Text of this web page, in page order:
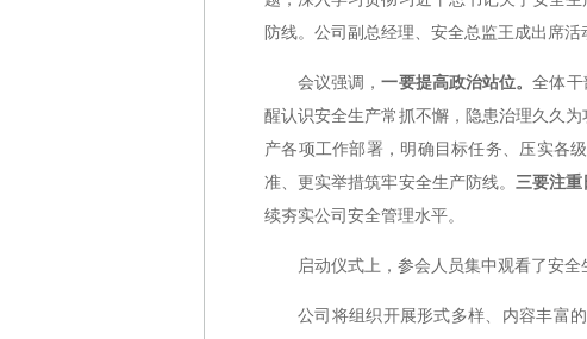
防线。公司副总经理、安全总监王成出席活
会议强调，一要提高政治站位。全体干
醒认识安全生产常抓不懈，隐患治理久久为
产各项工作部署，明确目标任务、压实各
准、更实举措筑牢安全生产防线。 三要注重
续夯实公司安全管理水平。
启动仪式上，参会人员集中观看了安
公司将组织开展形式多样、内容丰富